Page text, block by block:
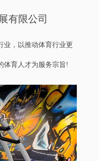
有限公司
业，以推动体育行业更
体育人才为服务宗旨!